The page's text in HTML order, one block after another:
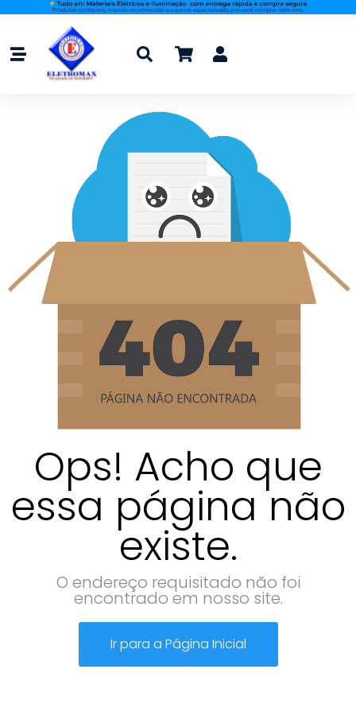
Ops! Acho que
essa página não
existe.
O endereço requisitado não foi
encontrado em nosso site.
Ir para a Página Inicial